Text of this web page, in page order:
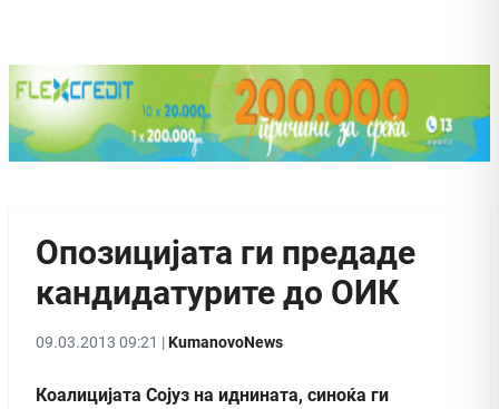
Опозицијата ги предаде
кандидатурите до ОИК
09.03.2013 09:21 |KumanovoNews
Коалицијата Сојуз на иднината, синоќа ги